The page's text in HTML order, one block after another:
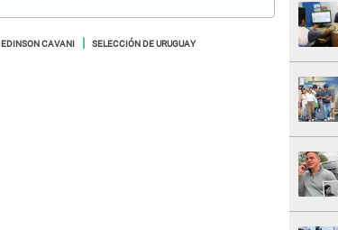
EDINSON CAVANI SELECCIÓN DE URUGUAY